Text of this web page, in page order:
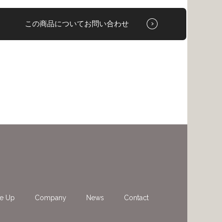
この商品についてお問い合わせ
Up Company News Contact